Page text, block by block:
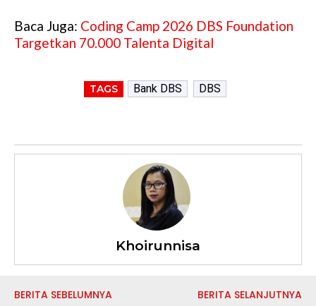
Baca Juga: Coding Camp 2026 DBS Foundation
Targetkan 70.000 Talenta Digital
TAGS Bank DBS DBS
Khoirunnisa
BERITA SEBELUMNYA BERITA SELANJUTNYA